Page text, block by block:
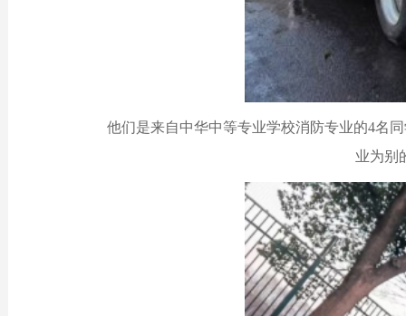
他们是来自中华中等专业学校消防专业的4名
业为别